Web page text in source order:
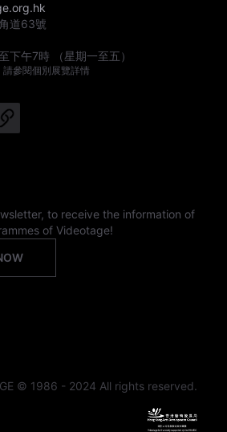
道63號
下午7時 （星期一至五）
參閱個別展覽詳情
to receive the information of
of Videotage!
© 1986 - 2024 All rights reserved.